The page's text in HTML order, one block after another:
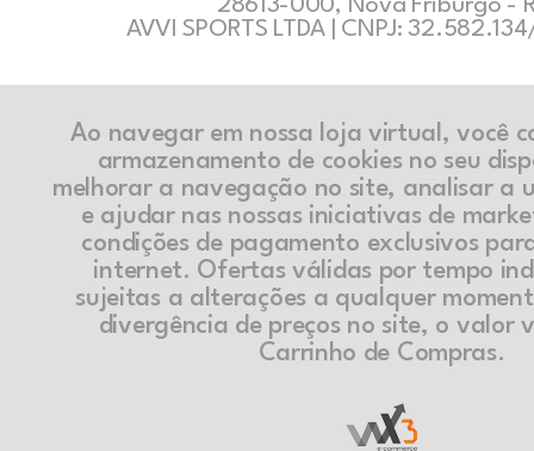
28613-000, Nova Friburgo -
AVVI SPORTS LTDA | CNPJ:
Ao navegar em nossa loja virtual, você
armazenamento de cookies no seu
melhorar a navegação no site, analisar a
e ajudar nas nossas iniciativas de
condições de pagamento exclusivos
internet. Ofertas válidas por tempo
sujeitas a alterações a qualquer
divergência de preços no site, o valor
Carrinho de Compras.